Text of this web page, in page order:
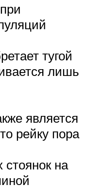
тугой
лишь
является
рейку пора
на